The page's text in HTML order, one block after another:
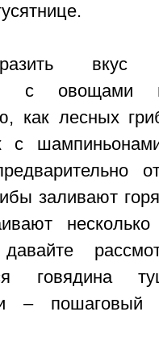
вкус
с овощами
как лесных
с
заливают
говядина
– пошаговый